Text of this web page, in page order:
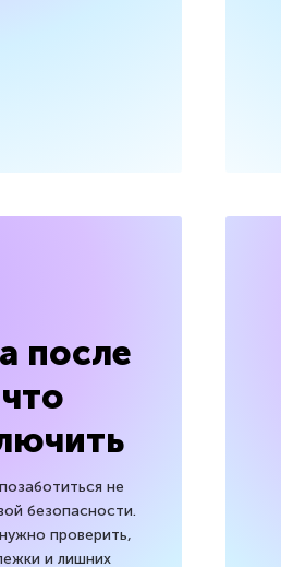
после
не
безопасности.
проверить,
и лишних